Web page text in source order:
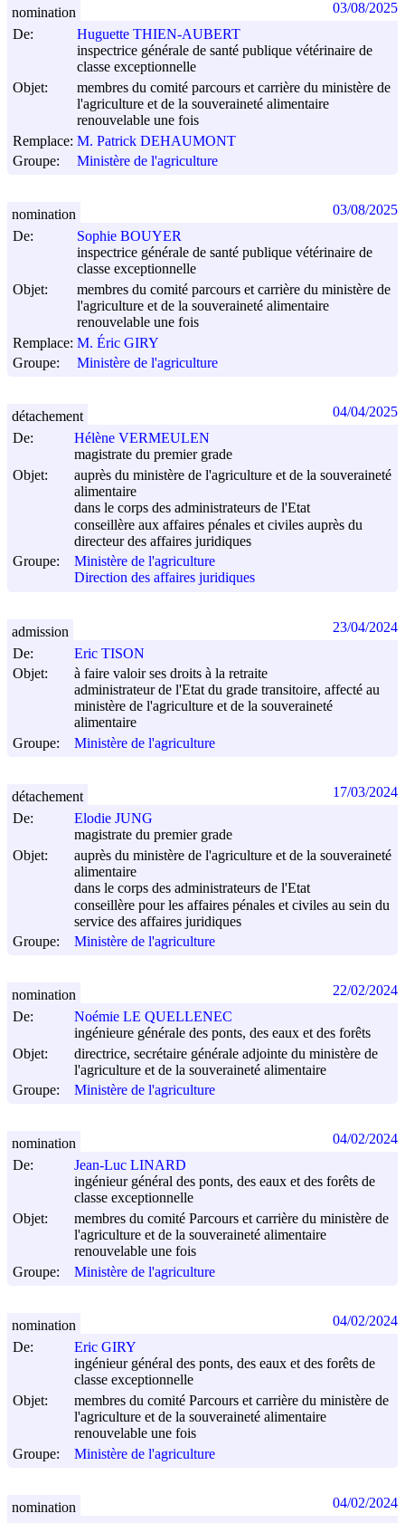
De:
Huguette THIEN-AUBERT
inspectrice générale de santé publique vétérinaire de
classe exceptionnelle
Objet:
membres du comité parcours et carrière du ministère de
l'agriculture et de la souveraineté alimentaire
renouvelable une fois
Remplace: M. Patrick DEHAUMONT
Groupe:
Ministère de l'agriculture
nomination 03/08/2025
De:
Sophie BOUYER
inspectrice générale de santé publique vétérinaire de
classe exceptionnelle
Objet:
membres du comité parcours et carrière du ministère de
l'agriculture et de la souveraineté alimentaire
renouvelable une fois
Remplace: M. Éric GIRY
Groupe:
Ministère de l'agriculture
nomination 03/08/2025
De:
Hélène VERMEULEN
magistrate du premier grade
Objet:
auprès du ministère de l'agriculture et de la souveraineté
alimentaire
dans le corps des administrateurs de l'Etat
conseillère aux affaires pénales et civiles auprès du
directeur des affaires juridiques
Groupe:
Ministère de l'agriculture
Direction des affaires juridiques
détachement 04/04/2025
De:
Eric TISON
Objet:
à faire valoir ses droits à la retraite
administrateur de l'Etat du grade transitoire, affecté au
ministère de l'agriculture et de la souveraineté
alimentaire
Groupe:
Ministère de l'agriculture
admission 23/04/2024
De:
Elodie JUNG
magistrate du premier grade
Objet:
auprès du ministère de l'agriculture et de la souveraineté
alimentaire
dans le corps des administrateurs de l'Etat
conseillère pour les affaires pénales et civiles au sein du
service des affaires juridiques
Groupe:
Ministère de l'agriculture
détachement 17/03/2024
De:
Noémie LE QUELLENEC
ingénieure générale des ponts, des eaux et des forêts
Objet:
directrice, secrétaire générale adjointe du ministère de
l'agriculture et de la souveraineté alimentaire
Groupe:
Ministère de l'agriculture
nomination 22/02/2024
De:
Jean-Luc LINARD
ingénieur général des ponts, des eaux et des forêts de
classe exceptionnelle
Objet:
membres du comité Parcours et carrière du ministère de
l'agriculture et de la souveraineté alimentaire
renouvelable une fois
Groupe:
Ministère de l'agriculture
nomination 04/02/2024
De:
Eric GIRY
ingénieur général des ponts, des eaux et des forêts de
classe exceptionnelle
Objet:
membres du comité Parcours et carrière du ministère de
l'agriculture et de la souveraineté alimentaire
renouvelable une fois
Groupe:
Ministère de l'agriculture
nomination 04/02/2024
nomination 04/02/2024